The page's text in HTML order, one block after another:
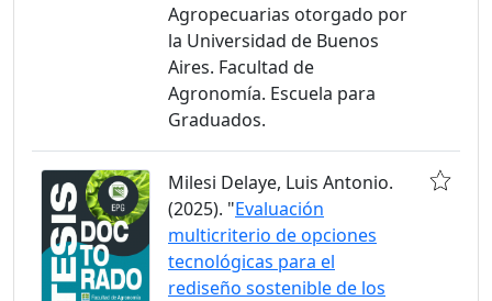
Agropecuarias otorgado por
la Universidad de Buenos
Aires. Facultad de
Agronomía. Escuela para
Graduados.
Milesi Delaye, Luis Antonio.
(2025). "Evaluación
multicriterio de opciones
tecnológicas para el
rediseño sostenible de los